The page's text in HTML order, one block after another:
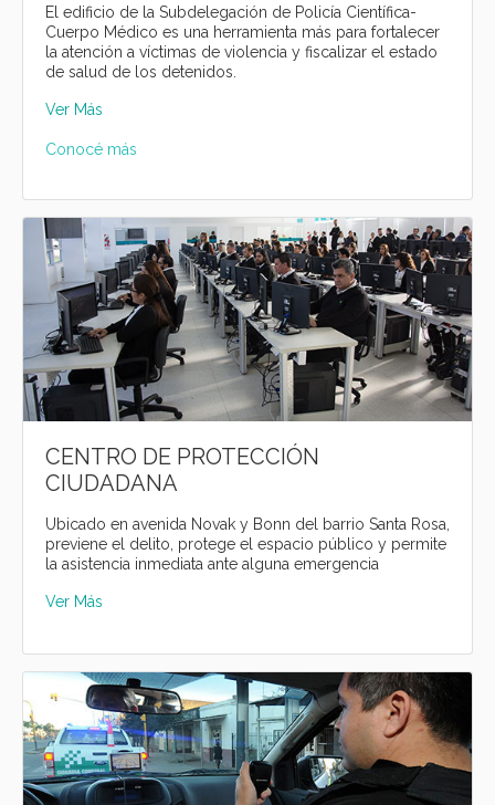
El edificio de la Subdelegación de Policía Científica-
Cuerpo Médico es una herramienta más para fortalecer
la atención a víctimas de violencia y fiscalizar el estado
de salud de los detenidos.
Ver Más
Conocé más
CENTRO DE PROTECCIÓN
CIUDADANA
Ubicado en avenida Novak y Bonn del barrio Santa Rosa,
previene el delito, protege el espacio público y permite
la asistencia inmediata ante alguna emergencia
Ver Más